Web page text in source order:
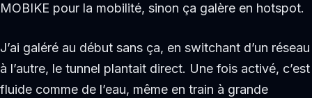
MOBIKE pour la mobilité, sinon ça galère en hotspot.
J’ai galéré au début sans ça, en switchant d’un réseau
à l’autre, le tunnel plantait direct. Une fois activé, c’est
fluide comme de l’eau, même en train à grande